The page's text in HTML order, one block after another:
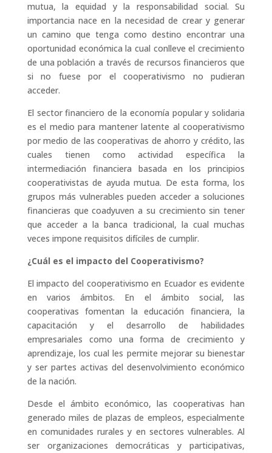
mutua, la equidad y la responsabilidad social. Su
importancia nace en la necesidad de crear y generar
un camino que tenga como destino encontrar una
oportunidad económica la cual conlleve el crecimiento
de una población a través de recursos financieros que
si no fuese por el cooperativismo no pudieran
acceder.
El sector financiero de la economía popular y solidaria
es el medio para mantener latente al cooperativismo
por medio de las cooperativas de ahorro y crédito, las
cuales tienen como actividad específica la
intermediación financiera basada en los principios
cooperativistas de ayuda mutua. De esta forma, los
grupos más vulnerables pueden acceder a soluciones
financieras que coadyuven a su crecimiento sin tener
que acceder a la banca tradicional, la cual muchas
veces impone requisitos difíciles de cumplir.
¿Cuál es el impacto del Cooperativismo?
El impacto del cooperativismo en Ecuador es evidente
en varios ámbitos. En el ámbito social, las
cooperativas fomentan la educación financiera, la
capacitación y el desarrollo de habilidades
empresariales como una forma de crecimiento y
aprendizaje, los cual les permite mejorar su bienestar
y ser partes activas del desenvolvimiento económico
de la nación.
Desde el ámbito económico, las cooperativas han
generado miles de plazas de empleos, especialmente
en comunidades rurales y en sectores vulnerables. Al
ser organizaciones democráticas y participativas,